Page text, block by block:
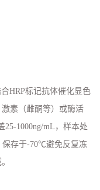
HRP标记抗体催化显色
素（雌酮等）或酶活
1000ng/mL，样本处
保存于-70℃避免反复冻